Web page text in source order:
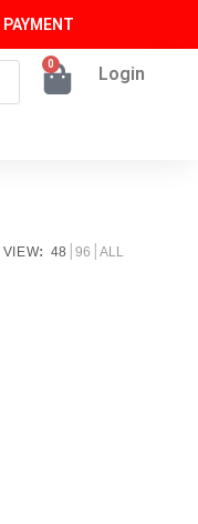
0 Login
VIEW: 48 96 ALL